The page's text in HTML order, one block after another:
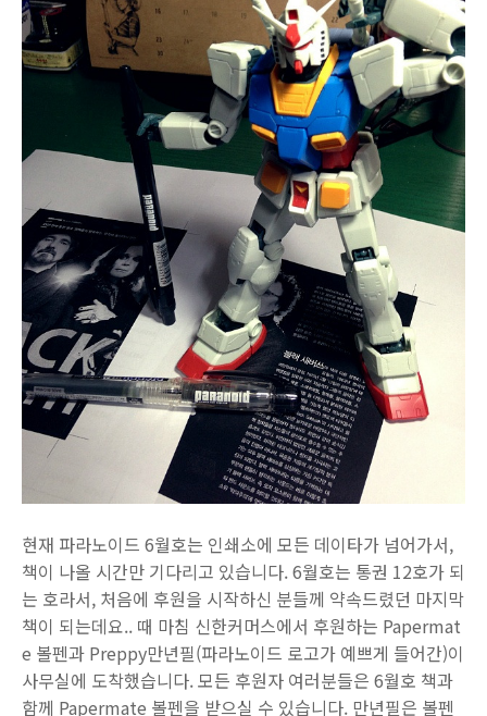
현재 파라노이드 6월호는 인쇄소에 모든 데이타가 넘어가서,
책이 나올 시간만 기다리고 있습니다. 6월호는 통권 12호가 되
는 호라서, 처음에 후원을 시작하신 분들께 약속드렸던 마지막
책이 되는데요.. 때 마침 신한커머스에서 후원하는 Papermat
e 볼펜과 Preppy만년필(파라노이드 로고가 예쁘게 들어간)이
사무실에 도착했습니다. 모든 후원자 여러분들은 6월호 책과
함께 Papermate 볼펜을 받으실 수 있습니다. 만년필은 볼펜